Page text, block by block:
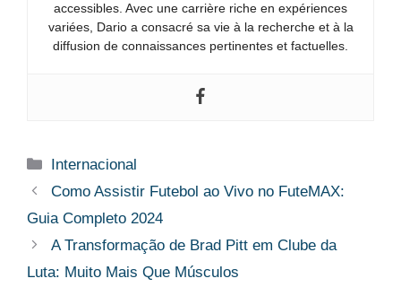
accessibles. Avec une carrière riche en expériences
variées, Dario a consacré sa vie à la recherche et à la
diffusion de connaissances pertinentes et factuelles.
Categorias
Internacional
Como Assistir Futebol ao Vivo no FuteMAX:
Guia Completo 2024
A Transformação de Brad Pitt em Clube da
Luta: Muito Mais Que Músculos